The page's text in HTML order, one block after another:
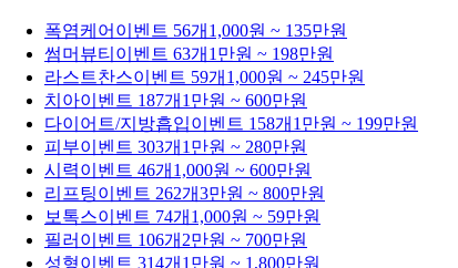
폭염케어 이벤트 56개 1,000원 ~ 135만원
썸머뷰티 이벤트 63개 1만원 ~ 198만원
라스트찬스이벤트 59개 1,000원 ~ 245만원
치아이벤트 187개 1만원 ~ 600만원
다이어트/지방흡입이벤트 158개 1만원 ~ 199만원
피부이벤트 303개 1만원 ~ 280만원
시력이벤트 46개 1,000원 ~ 600만원
리프팅이벤트 262개3만원 ~ 800만원
보톡스이벤트 74개 1,000원 ~ 59만원
필러 이벤트 106개 2만원 ~ 700만원
성형이벤트 314개 1만원 ~ 1,800만원